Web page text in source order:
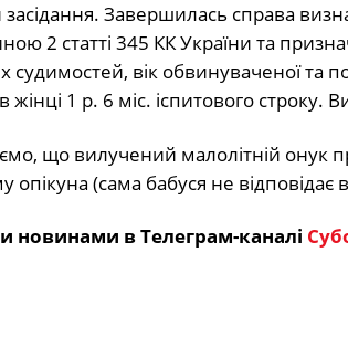
засідання. Завершилась справа
2 статті 345 КК України та
судимостей, вік обвинуваченої
1 р. 6 міс. іспитового строку.
що вилучений малолітній
(сама бабуся не
новинами в Телеграм-каналі